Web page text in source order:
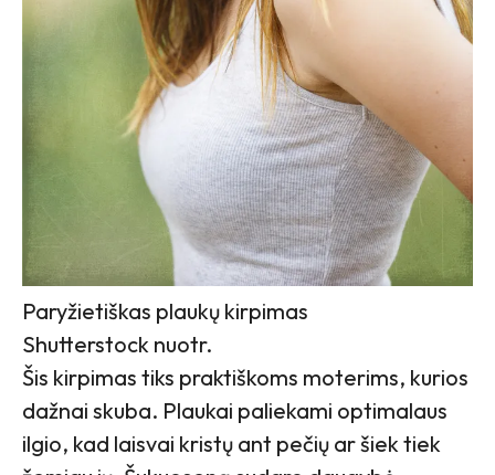
Paryžietiškas plaukų kirpimas
Shutterstock nuotr.
Šis kirpimas tiks praktiškoms moterims, kurios
dažnai skuba. Plaukai paliekami optimalaus
ilgio, kad laisvai kristų ant pečių ar šiek tiek